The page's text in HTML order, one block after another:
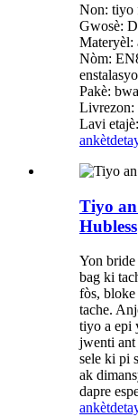
Non: tiyo
Gwosè:
Materyèl:
Nòm:
Pakè:
Livrezon:
Lavi
ankèt
Tiyo
Hubless
Yon
bag ki
fòs,
tache.
tiyo a epi
jwenti
sele ki pi
ak
dapre
ankèt